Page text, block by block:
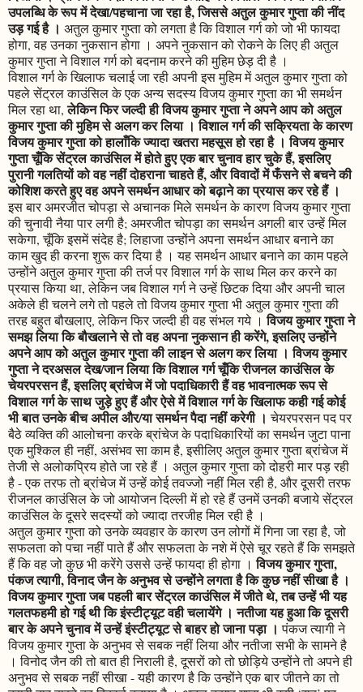
उपलब्धि के रूप में देखा/पहचाना जा रहा है, जिससे अतुल कुमार गुप्ता की नींद
उड़ गई है । अतुल कुमार गुप्ता को लगता है कि विशाल गर्ग को जो भी फायदा
होगा, वह उनका नुकसान होगा । अपने नुकसान को रोकने के लिए ही अतुल
कुमार गुप्ता ने विशाल गर्ग को बदनाम करने की मुहिम छेड़ दी है ।
विशाल गर्ग के खिलाफ चलाई जा रही अपनी इस मुहिम में अतुल कुमार गुप्ता को
पहले सेंट्रल काउंसिल के एक अन्य सदस्य विजय कुमार गुप्ता का भी समर्थन
मिल रहा था,लेकिन फिर जल्दी ही विजय कुमार गुप्ता ने अपने आप को अतुल
कुमार गुप्ता की मुहिम से अलग कर लिया । विशाल गर्ग की सक्रियता के कारण
विजय कुमार गुप्ता को हालाँकि ज्यादा खतरा महसूस हो रहा है । विजय कुमार
गुप्ता चूँकि सेंट्रल काउंसिल में होते हुए एक बार चुनाव हार चुके हैं, इसलिए
पुरानी गलतियों को वह नहीं दोहराना चाहते हैं, और विवादों में फँसने से बचने की
कोशिश करते हुए वह अपने समर्थन आधार को बढ़ाने का प्रयास कर रहे हैं ।
इस बार अमरजीत चोपड़ा से अचानक मिले समर्थन के कारण विजय कुमार गुप्ता
की चुनावी नैया पार लगी है; अमरजीत चोपड़ा का समर्थन अगली बार उन्हें मिल
सकेगा, चूँकि इसमें संदेह है; लिहाजा उन्होंने अपना समर्थन आधार बनाने का
काम खुद ही करना शुरू कर दिया है । यह समर्थन आधार बनाने का काम पहले
उन्होंने अतुल कुमार गुप्ता की तर्ज पर विशाल गर्ग के साथ मिल कर करने का
प्रयास किया था, लेकिन जब विशाल गर्ग ने उन्हें छिटक दिया और अपनी चाल
अकेले ही चलने लगे तो पहले तो विजय कुमार गुप्ता भी अतुल कुमार गुप्ता की
तरह बहुत बौखलाए, लेकिन फिर जल्दी ही वह संभल गये ।विजय कुमार गुप्ता ने
समझ लिया कि बौखलाने से तो वह अपना नुकसान ही करेंगे, इसलिए उन्होंने
अपने आप को अतुल कुमार गुप्ता की लाइन से अलग कर लिया । विजय कुमार
गुप्ता ने दरअसल देख/जान लिया कि विशाल गर्ग चूँकि रीजनल काउंसिल के
चेयरपरसन हैं, इसलिए ब्रांचेज में जो पदाधिकारी हैं वह भावनात्मक रूप से
विशाल गर्ग के साथ जुड़े हुए हैं और ऐसे में विशाल गर्ग के खिलाफ कही गई कोई
भी बात उनके बीच अपील और/या समर्थन पैदा नहीं करेगी । चेयरपरसन पद पर
बैठे व्यक्ति की आलोचना करके ब्रांचेज के पदाधिकारियों का समर्थन जुटा पाना
एक मुश्किल ही नहीं, असंभव सा काम है, इसीलिए अतुल कुमार गुप्ता ब्रांचेज में
तेजी से अलोकप्रिय होते जा रहे हैं । अतुल कुमार गुप्ता को दोहरी मार पड़ रही
है - एक तरफ तो ब्रांचेज में उन्हें कोई तवज्जो नहीं मिल रही है, और दूसरी तरफ
रीजनल काउंसिल के जो आयोजन दिल्ली में हो रहे हैं उनमें उनकी बजाये सेंट्रल
काउंसिल के दूसरे सदस्यों को ज्यादा तरजीह मिल रही है ।
अतुल कुमार गुप्ता को उनके व्यवहार के कारण उन लोगों में गिना जा रहा है, जो
सफलता को पचा नहीं पाते हैं और सफलता के नशे में ऐसे चूर रहते हैं कि समझते
हैं कि वह जो कुछ भी करेंगे उससे उन्हें फायदा ही होगा ।विजय कुमार गुप्ता,
पंकज त्यागी, विनाद जैन के अनुभव से उन्होंने लगता है कि कुछ नहीं सीखा है ।
विजय कुमार गुप्ता जब पहली बार सेंट्रल काउंसिल में जीते थे, तब उन्हें भी यह
गलतफहमी हो गई थी कि इंस्टीट्यूट वही चलायेंगे । नतीजा यह हुआ कि दूसरी
बार के अपने चुनाव में उन्हें इंस्टीट्यूट से बाहर हो जाना पड़ा । पंकज त्यागी ने
विजय कुमार गुप्ता के अनुभव से सबक नहीं लिया और नतीजा सभी के सामने है
। विनोद जैन की तो बात ही निराली है, दूसरों को तो छोड़िये उन्होंने तो अपने ही
अनुभव से सबक नहीं सीखा - यही कारण है कि उन्होंने एक बार जीतने का तो